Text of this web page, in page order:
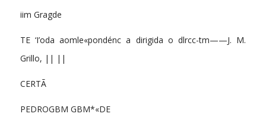
iim Gragde
TE ‘I’oda aomle«pondénc a dirigida o dlrcc-tm——J. M.
Grillo, || ||
CERTÃ
PEDROGBM GBM*«DE